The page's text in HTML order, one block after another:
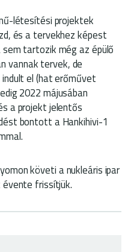
létesítési projektek
és a tervekhez képest
tartozik még az épülő
vannak tervek, de
el (hat erőművet
2022 májusában
a projekt jelentős
bontott a Hankihivi-1
követi a nukleáris ipar
frissítjük.